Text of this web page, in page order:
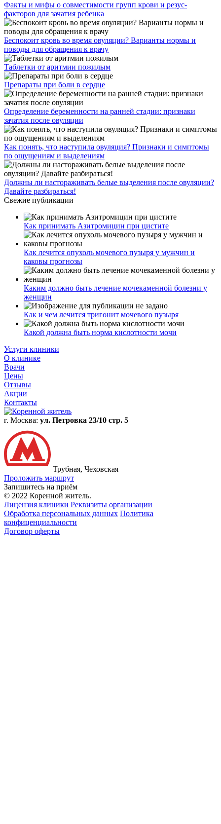
Факты и мифы о совместимости групп крови и резус-
факторов для зачатия ребенка
Беспокоит кровь во время овуляции? Варианты нормы и
поводы для обращения к врачу
Таблетки от аритмии пожилым
Препараты при боли в сердце
Определение беременности на ранней стадии: признаки
зачатия после овуляции
Как понять, что наступила овуляция? Признаки и симптомы
по ощущениям и выделениям
Должны ли настораживать белые выделения после овуляции?
Давайте разбираться!
Свежие публикации
Как принимать Азитромицин при цистите
Как лечится опухоль мочевого пузыря у мужчин и
каковы прогнозы
Каким должно быть лечение мочекаменной болезни у
женщин
Как и чем лечится тригонит мочевого пузыря
Какой должна быть норма кислотности мочи
Услуги клиники
О клинике
Врачи
Цены
Отзывы
Акции
Контакты
г. Москва: ул. Петровка 23/10 стр. 5
Трубная, Чеховская
Проложить маршрут
Запишитесь на приём
© 2022 Коренной житель.
Лицензия клиники Реквизиты организации
Обработка персональных данных Политика
конфиценциальности
Договор оферты